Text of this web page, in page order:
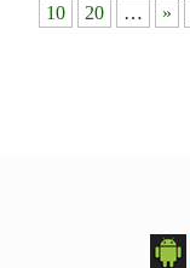
des
10
20 … »